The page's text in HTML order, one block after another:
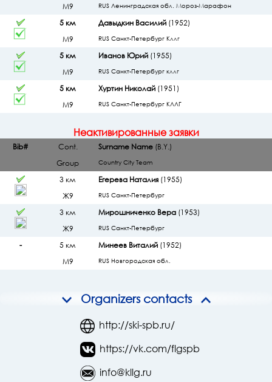
М9
RUS Ленинградская обл. Мороз-Марафон
5 км
М9
Давыдкин Василий(1952)
RUS Санкт-Петербург Кллг
5 км
М9
Иванов Юрий(1955)
RUS Санкт-Петербург кллг
5 км
М9
Хуртин Николай(1951)
RUS Санкт-Петербург КЛЛГ
Неактивированные заявки
Bib#
Cont.
Group
Surname Name (B.Y.)
Country City Team
3 км
Ж9
Егерева Наталия(1955)
RUS Санкт-Петербург
3 км
Ж9
Мирошниченко Вера(1953)
RUS Санкт-Петербург
-
5 км
М9
Минеев Виталий(1952)
RUS Новгородская обл.
Organizers contacts
http://ski-spb.ru/
https://vk.com/flgspb
info@kllg.ru